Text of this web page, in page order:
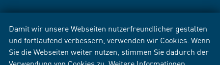
Damit wir unsere Webseiten nutzerfreundlicher gestalten
und fortlaufend verbessern, verwenden wir Cookies. Wenn
Sie die Webseiten weiter nutzen, stimmen Sie dadurch der